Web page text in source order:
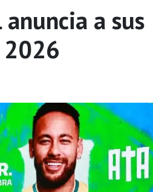
a sus
2026